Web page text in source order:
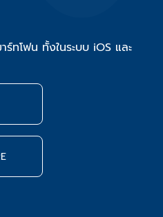
ทโฟน ทั้งในระบบ iOS และ